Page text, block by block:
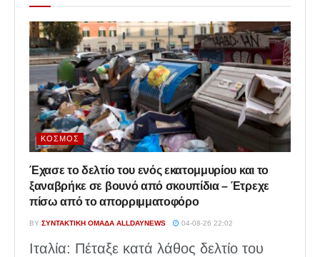
ΚΌΣΜΟΣ
Έχασε το δελτίο του ενός εκατομμυρίου και το
ξαναβρήκε σε βουνό από σκουπίδια – Έτρεχε
πίσω από το απορριμματοφόρο
BY ΣΥΝΤΑΚΤΙΚΉ ΟΜΆΔΑ ALLDAYNEWS 04-08-26 22:02
Ιταλία: Πέταξε κατά λάθος δελτίο του